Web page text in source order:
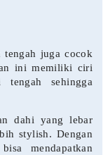
tengah juga cocok
ini memiliki ciri
sehingga
dahi yang lebar
stylish. Dengan
mendapatkan